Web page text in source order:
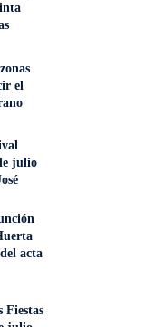
el
julio
acta
Fiestas